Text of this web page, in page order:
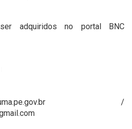
adquiridos no portal BNC
/